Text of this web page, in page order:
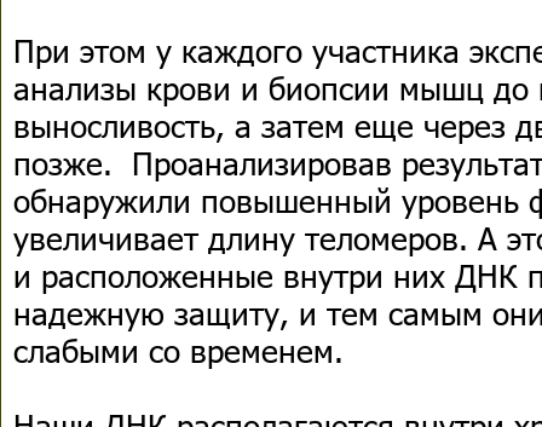
При этом у каждого участника
анализы крови и биопсии мышц до
выносливость, а затем еще через
позже. Проанализировав
обнаружили повышенный уровень
увеличивает длину теломеров. А
и расположенные внутри них ДНК
надежную защиту, и тем самым
слабыми со временем.